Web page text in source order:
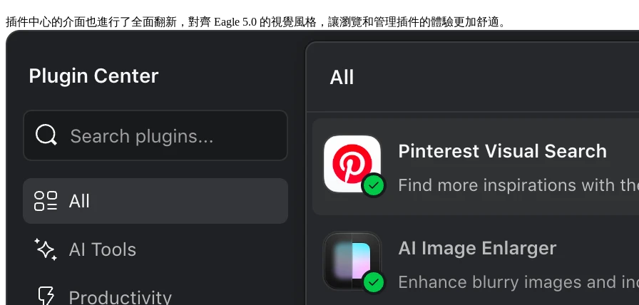
插件中心的介面也進行了全面翻新，對齊 Eagle 5.0 的視覺風格，讓瀏覽和管理插件的體驗更加舒適。